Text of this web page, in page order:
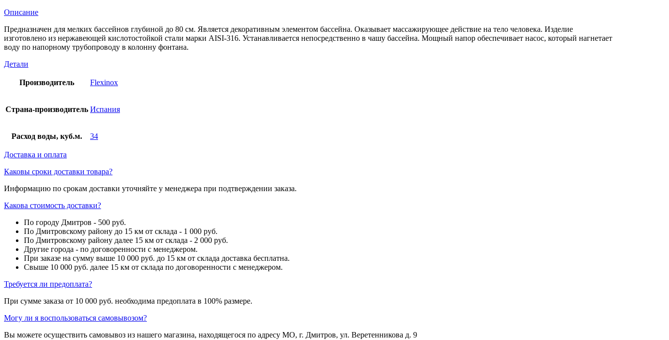
Описание
Предназначен для мелких бассейнов глубиной до 80 см. Является декоративным элементом бассейна. Оказывает массажирующее действие на тело человека. Изделие
изготовлено из нержавеющей кислотостойкой стали марки AISI-316. Устанавливается непосредственно в чашу бассейна. Мощный напор обеспечивает насос, который нагнетает
воду по напорному трубопроводу в колонну фонтана.
Детали
Производитель Flexinox
Страна-производитель Испания
Расход воды, куб.м. 34
Доставка и оплата
Каковы сроки доставки товара?
Информацию по срокам доставки уточняйте у менеджера при подтверждении заказа.
Какова стоимость доставки?
По городу Дмитров - 500 руб.
По Дмитровскому району до 15 км от склада - 1 000 руб.
По Дмитровскому району далее 15 км от склада - 2 000 руб.
Другие города - по договоренности с менеджером.
При заказе на сумму выше 10 000 руб. до 15 км от склада доставка бесплатна.
Свыше 10 000 руб. далее 15 км от склада по договоренности с менеджером.
Требуется ли предоплата?
При сумме заказа от 10 000 руб. необходима предоплата в 100% размере.
Могу ли я воспользоваться самовывозом?
Вы можете осуществить самовывоз из нашего магазина, находящегося по адресу МО, г. Дмитров, ул. Веретенникова д. 9